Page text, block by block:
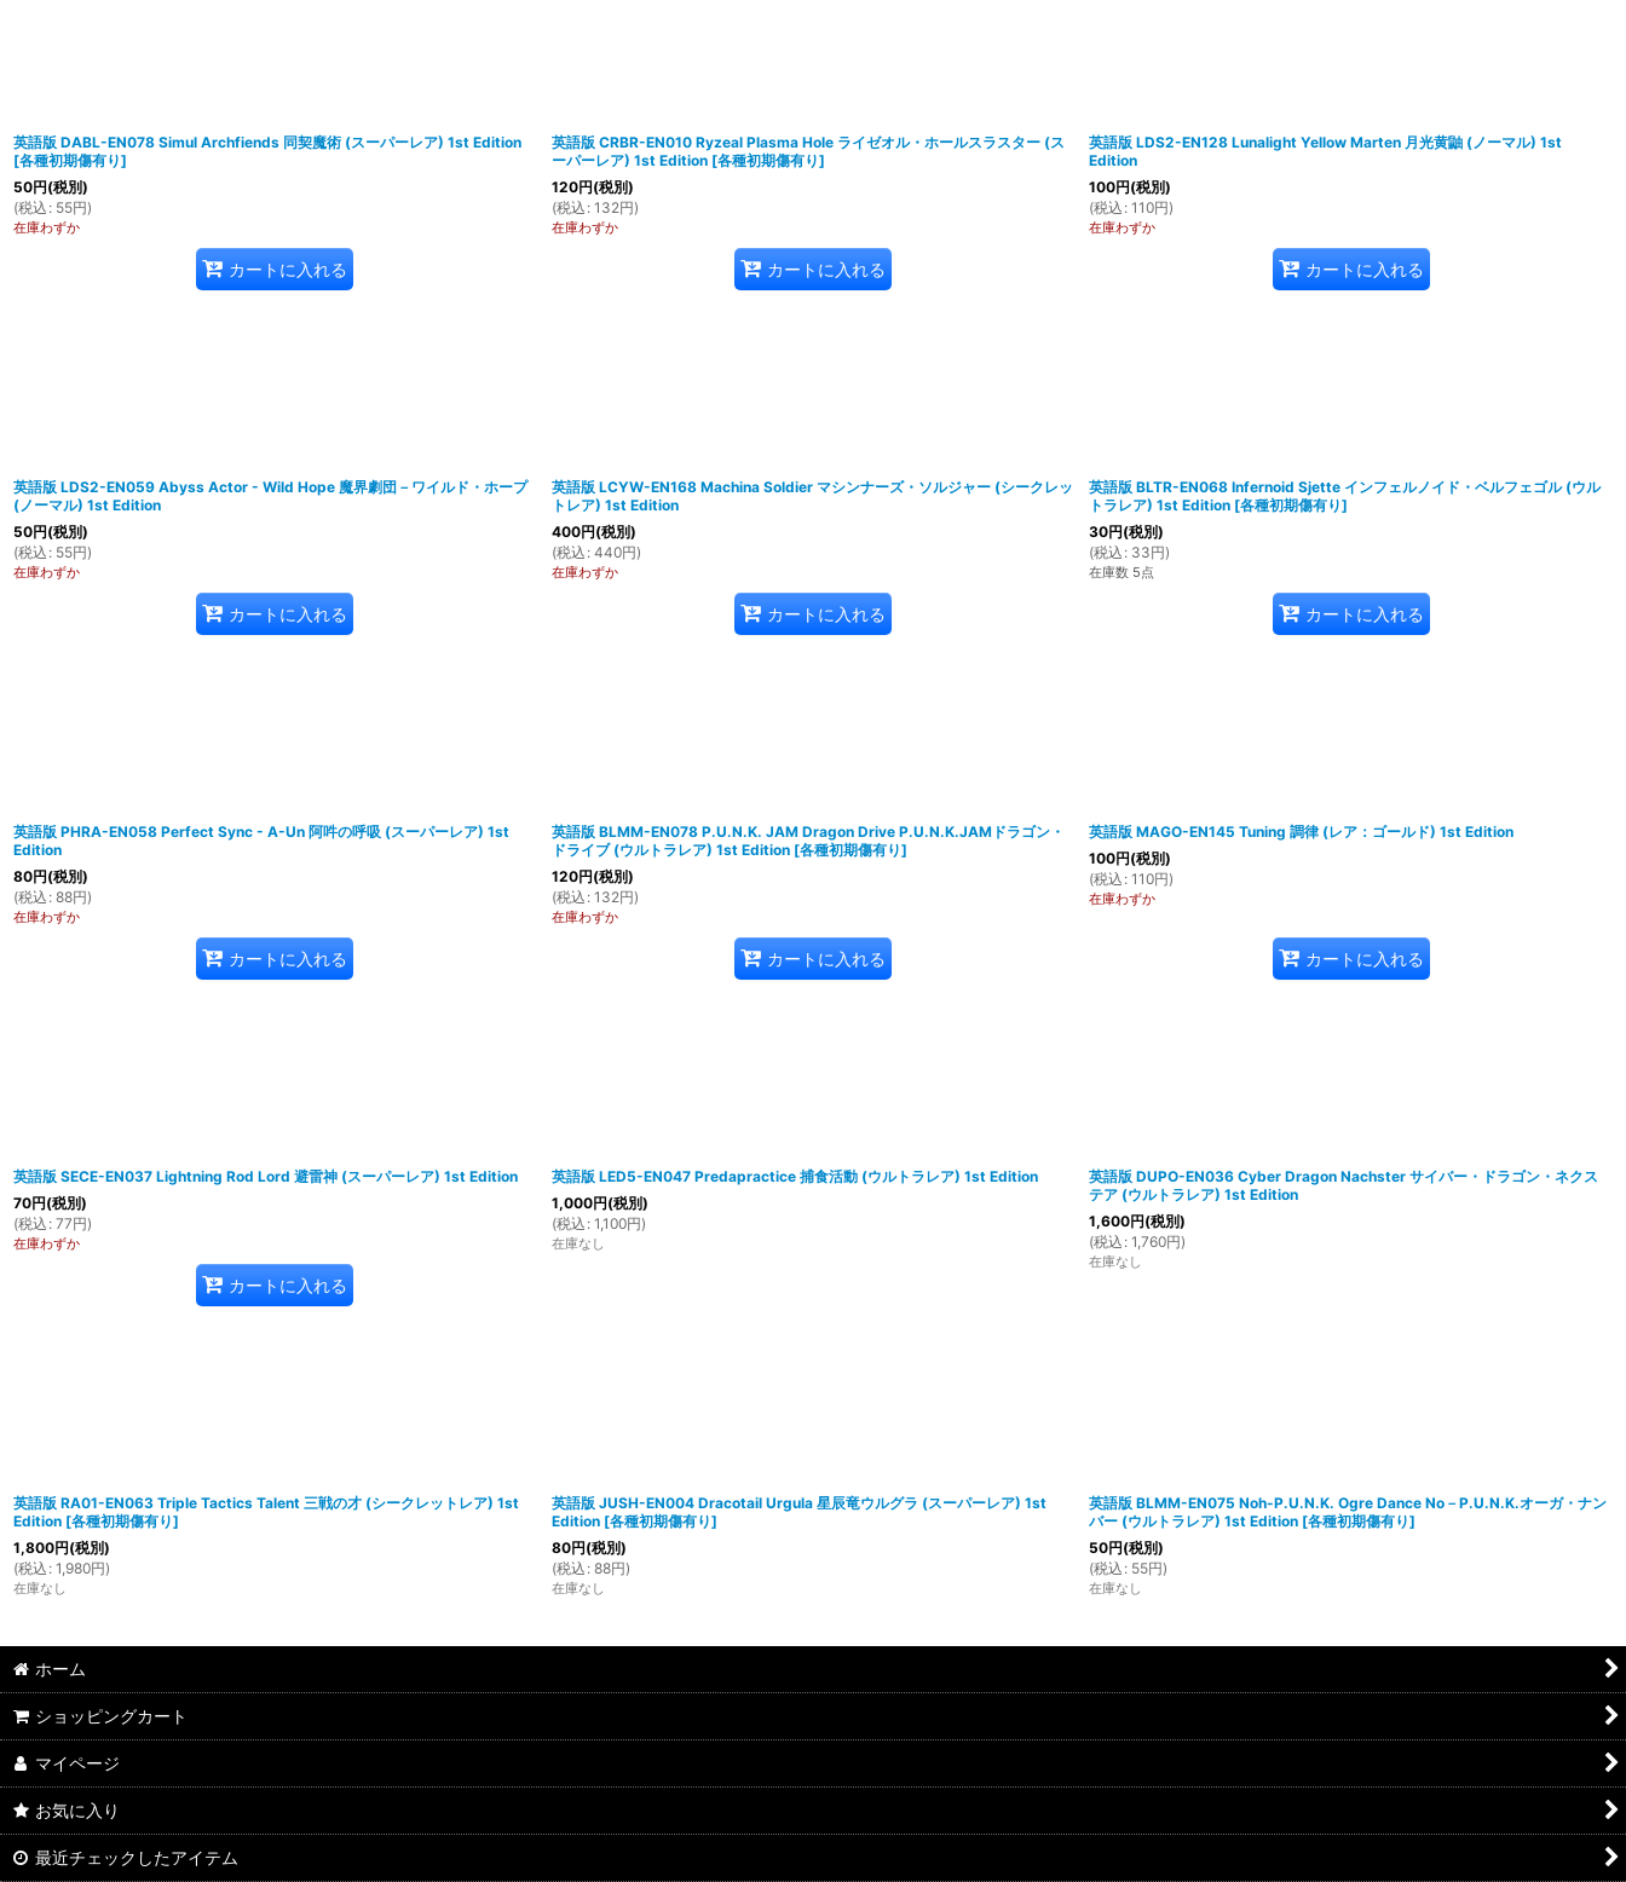
英語版 DABL-EN078 Simul Archfiends 同契魔術 (スーパーレア) 1st Edition
[各種初期傷有り]
50円(税別)
(税込 : 55円)
在庫わずか
カートに入れる
英語版 CRBR-EN010 Ryzeal Plasma Hole ライゼオル・ホールスラスター (ス
ーパーレア) 1st Edition [各種初期傷有り]
120円(税別)
(税込 : 132円)
在庫わずか
カートに入れる
英語版 LDS2-EN128 Lunalight Yellow Marten 月光黄鼬 (ノーマル) 1st
Edition
100円(税別)
(税込 : 110円)
在庫わずか
カートに入れる
英語版 LDS2-EN059 Abyss Actor - Wild Hope 魔界劇団－ワイルド・ホープ
(ノーマル) 1st Edition
50円(税別)
(税込 : 55円)
在庫わずか
カートに入れる
英語版 LCYW-EN168 Machina Soldier マシンナーズ・ソルジャー (シークレッ
トレア) 1st Edition
400円(税別)
(税込 : 440円)
在庫わずか
カートに入れる
英語版 BLTR-EN068 Infernoid Sjette インフェルノイド・ベルフェゴル (ウル
トラレア) 1st Edition [各種初期傷有り]
30円(税別)
(税込 : 33円)
在庫数 5点
カートに入れる
英語版 PHRA-EN058 Perfect Sync - A-Un 阿吽の呼吸 (スーパーレア) 1st
Edition
80円(税別)
(税込 : 88円)
在庫わずか
カートに入れる
英語版 BLMM-EN078 P.U.N.K. JAM Dragon Drive P.U.N.K.JAMドラゴン・
ドライブ (ウルトラレア) 1st Edition [各種初期傷有り]
120円(税別)
(税込 : 132円)
在庫わずか
カートに入れる
英語版 MAGO-EN145 Tuning 調律 (レア：ゴールド) 1st Edition
100円(税別)
(税込 : 110円)
在庫わずか
カートに入れる
英語版 SECE-EN037 Lightning Rod Lord 避雷神 (スーパーレア) 1st Edition
70円(税別)
(税込 : 77円)
在庫わずか
カートに入れる
英語版 LED5-EN047 Predapractice 捕食活動 (ウルトラレア) 1st Edition
1,000円(税別)
(税込 : 1,100円)
在庫なし
英語版 DUPO-EN036 Cyber Dragon Nachster サイバー・ドラゴン・ネクス
テア (ウルトラレア) 1st Edition
1,600円(税別)
(税込 : 1,760円)
在庫なし
英語版 RA01-EN063 Triple Tactics Talent 三戦の才 (シークレットレア) 1st
Edition [各種初期傷有り]
1,800円(税別)
(税込 : 1,980円)
在庫なし
英語版 JUSH-EN004 Dracotail Urgula 星辰竜ウルグラ (スーパーレア) 1st
Edition [各種初期傷有り]
80円(税別)
(税込 : 88円)
在庫なし
英語版 BLMM-EN075 Noh-P.U.N.K. Ogre Dance No－P.U.N.K.オーガ・ナン
バー (ウルトラレア) 1st Edition [各種初期傷有り]
50円(税別)
(税込 : 55円)
在庫なし
ホーム
ショッピングカート
マイページ
お気に入り
最近チェックしたアイテム